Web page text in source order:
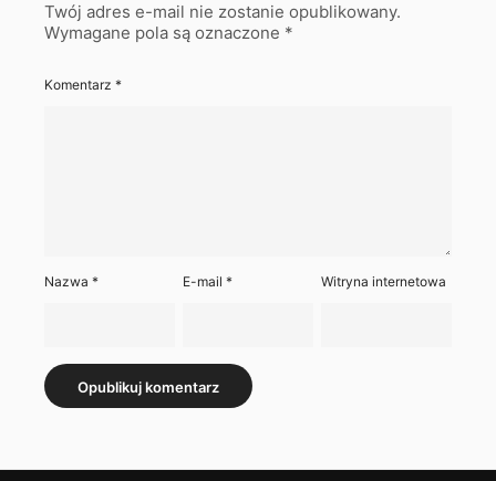
Twój adres e-mail nie zostanie opublikowany.
Wymagane pola są oznaczone *
Komentarz *
Nazwa * E-mail* Witryna internetowa